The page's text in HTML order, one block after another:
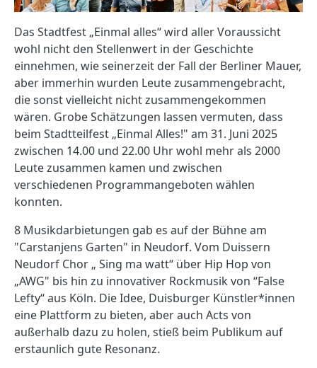
Das Stadtfest „Einmal alles“ wird aller Voraussicht
wohl nicht den Stellenwert in der Geschichte
einnehmen, wie seinerzeit der Fall der Berliner Mauer,
aber immerhin wurden Leute zusammengebracht,
die sonst vielleicht nicht zusammengekommen
wären. Grobe Schätzungen lassen vermuten, dass
beim Stadtteilfest „Einmal Alles!" am 31. Juni 2025
zwischen 14.00 und 22.00 Uhr wohl mehr als 2000
Leute zusammen kamen und zwischen
verschiedenen Programmangeboten wählen
konnten.
8 Musikdarbietungen gab es auf der Bühne am
"Carstanjens Garten" in Neudorf. Vom Duissern
Neudorf Chor „ Sing ma watt“ über Hip Hop von
„AWG" bis hin zu innovativer Rockmusik von “False
Lefty“ aus Köln. Die Idee, Duisburger Künstler*innen
eine Plattform zu bieten, aber auch Acts von
außerhalb dazu zu holen, stieß beim Publikum auf
erstaunlich gute Resonanz.